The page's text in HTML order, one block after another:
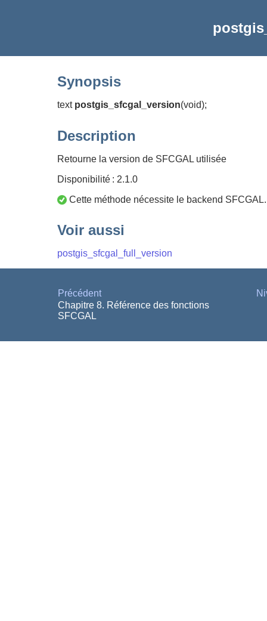
Synopsis
text postgis_sfcgal_version(void);
Description
Retourne la version de SFCGAL utilisée
Disponibilité : 2.1.0
Cette méthode nécessite le backend SFCGAL.
Voir aussi
postgis_sfcgal_full_version
Précédent
Chapitre 8. Référence des fonctions
SFCGAL